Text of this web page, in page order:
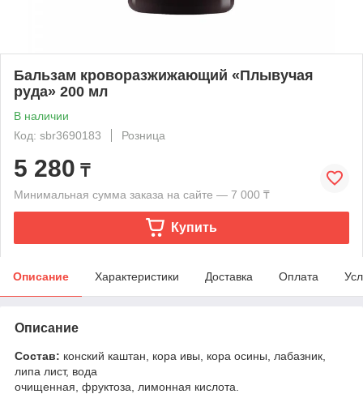
Бальзам кроворазжижающий «Плывучая
руда» 200 мл
В наличии
Код: sbr3690183
Розница
5 280 ₸
Минимальная сумма заказа на сайте — 7 000 ₸
Купить
Описание Характеристики Доставка Оплата
Описание
Состав: конский каштан, кора ивы, кора осины, лабазник,
липа лист, вода
очищенная, фруктоза, лимонная кислота.